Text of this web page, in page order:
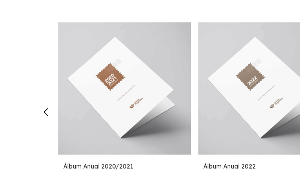
Álbum Anual 2020/2021
Álbum Anual 2022